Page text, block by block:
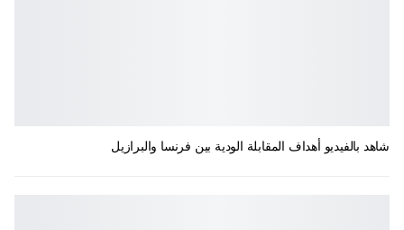
شاهد بالفيديو أهداف المقابلة الودية بين فرنسا والبرازيل